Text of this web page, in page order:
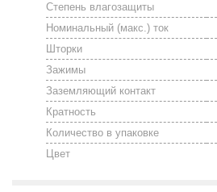
Степень влагозащиты
Номинальный (макс.) ток
Шторки
Зажимы
Заземляющий контакт
Кратность
Количество в упаковке
Цвет